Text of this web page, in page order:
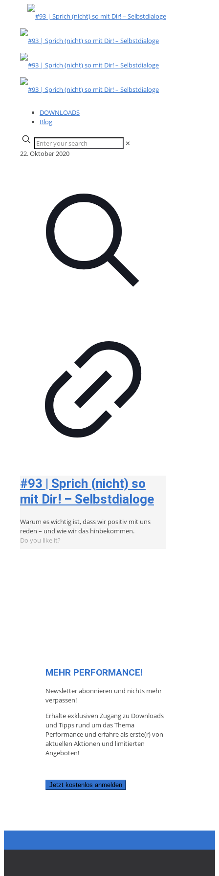
DOWNLOADS
Blog
✕
22. Oktober 2020
#93 | Sprich (nicht) so
mit Dir! – Selbstdialoge
Warum es wichtig ist, dass wir positiv mit uns
reden – und wie wir das hinbekommen.
Do you like it?
MEHR PERFORMANCE!
Newsletter abonnieren und nichts mehr
verpassen!
Erhalte exklusiven Zugang zu Downloads
und Tipps rund um das Thema
Performance und erfahre als erste(r) von
aktuellen Aktionen und limitierten
Angeboten!
Jetzt kostenlos anmelden